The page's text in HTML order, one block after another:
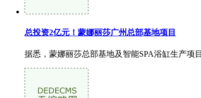
总投资2亿元！蒙娜丽莎广州总部基地项目
据悉，蒙娜丽莎总部基地及智能SPA浴缸生产项